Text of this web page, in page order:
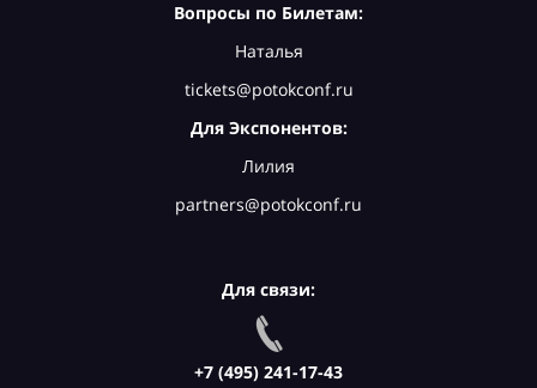
Вопросы по Билетам:
Наталья
tickets@potokconf.ru
Для Экспонентов:
Лилия
partners@potokconf.ru
Для связи:
+7 (495) 241-17-43